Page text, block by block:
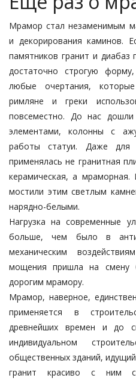
Мрамор стал незаменимым
и декорирования каминов.
памятников гранит и диабаз
достаточно строгую
любые очертания,
римляне и греки
повсеместно. До нас
элементами, колонны с
работы статуи. Даже для
применялась не гранитная
керамическая, а
мостили этим светлым
нарядно-белыми.
Нагрузка на современные
больше, чем было в
механическим
мощения пришла на смену
дорогим мрамору.
Мрамор, наверное,
применяется в
древнейших времен и до
индивидуальном
общественных зданий,
гранит красиво с ним